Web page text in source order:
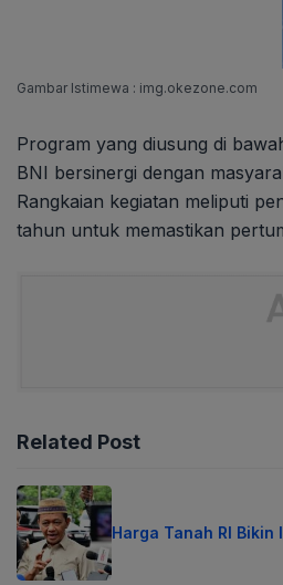
Gambar Istimewa : img.okezone.com
Program yang diusung di
BNI bersinergi dengan
Rangkaian kegiatan meliputi
tahun untuk memastikan
Related Post
Harga Tanah RI